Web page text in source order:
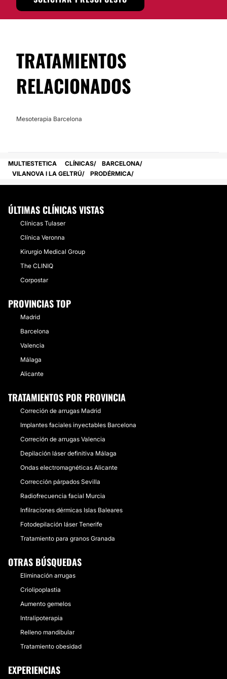
TRATAMIENTOS
RELACIONADOS
Mesoterapia Barcelona
MULTIESTETICA CLÍNICAS
BARCELONA
VILANOVA I LA GELTRÚ
PRODÉRMICA
ÚLTIMAS CLÍNICAS VISTAS
Clínicas Tulaser
Clínica Veronna
Kirurgio Medical Group
The CLINIQ
Corpostar
PROVINCIAS TOP
Madrid
Barcelona
Valencia
Málaga
Alicante
TRATAMIENTOS POR PROVINCIA
Correción de arrugas Madrid
Implantes faciales inyectables Barcelona
Correción de arrugas Valencia
Depilación láser definitiva Málaga
Ondas electromagnéticas Alicante
Corrección párpados Sevilla
Radiofrecuencia facial Murcia
Infilraciones dérmicas Islas Baleares
Fotodepilación láser Tenerife
Tratamiento para granos Granada
OTRAS BÚSQUEDAS
Eliminación arrugas
Criolipoplastia
Aumento gemelos
Intralipoterapia
Relleno mandibular
Tratamiento obesidad
EXPERIENCIAS